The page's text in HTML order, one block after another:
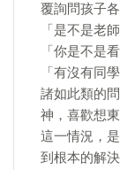
覆詢問孩子各
「是不是老
「你是不是
「有沒有同
諸如此類的
神，喜歡想東
這一情況，
到根本的解決